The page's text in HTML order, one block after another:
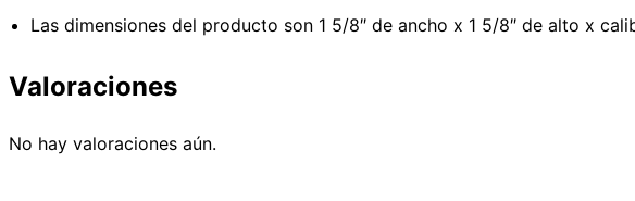
Las dimensiones del producto son 1 5/8″ de ancho x 1 5/8″ de alto x
Valoraciones
No hay valoraciones aún.